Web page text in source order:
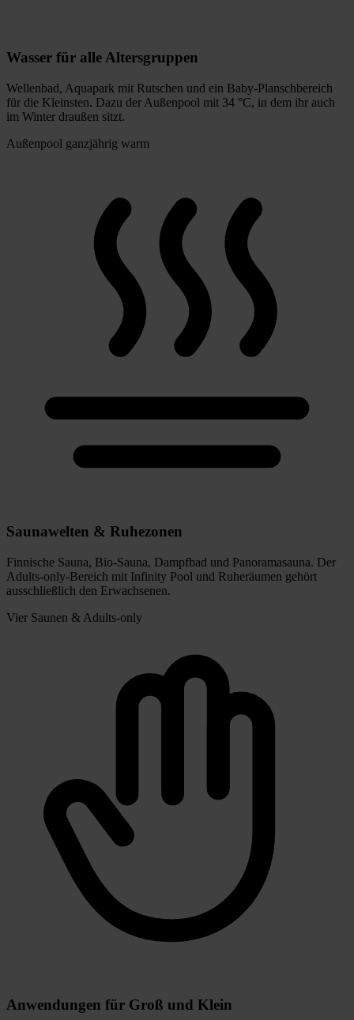
Wasser für alle Altersgruppen
Wellenbad, Aquapark mit Rutschen und ein Baby-Planschbereich
für die Kleinsten. Dazu der Außenpool mit 34 °C, in dem ihr auch
im Winter draußen sitzt.
Außenpool ganzjährig warm
Saunawelten & Ruhezonen
Finnische Sauna, Bio-Sauna, Dampfbad und Panoramasauna. Der
Adults-only-Bereich mit Infinity Pool und Ruheräumen gehört
ausschließlich den Erwachsenen.
Vier Saunen & Adults-only
Anwendungen für Groß und Klein